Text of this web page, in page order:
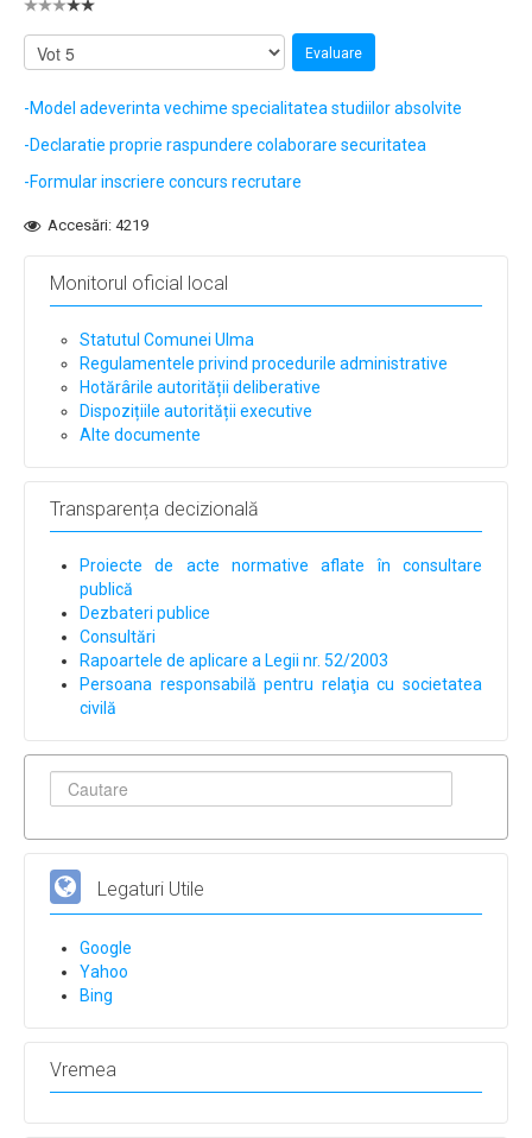
-Model adeverinta vechime specialitatea studiilor absolvite
-Declaratie proprie raspundere colaborare securitatea
-Formular inscriere concurs recrutare
Accesări: 4219
Monitorul oficial local
Statutul Comunei Ulma
Regulamentele privind procedurile administrative
Hotărârile autorității deliberative
Dispozițiile autorității executive
Alte documente
Transparența decizională
Proiecte de acte normative aflate în consultare
publică
Dezbateri publice
Consultări
Rapoartele de aplicare a Legii nr. 52/2003
Persoana responsabilă pentru relaţia cu societatea
civilă
Legaturi Utile
Google
Yahoo
Bing
Vremea